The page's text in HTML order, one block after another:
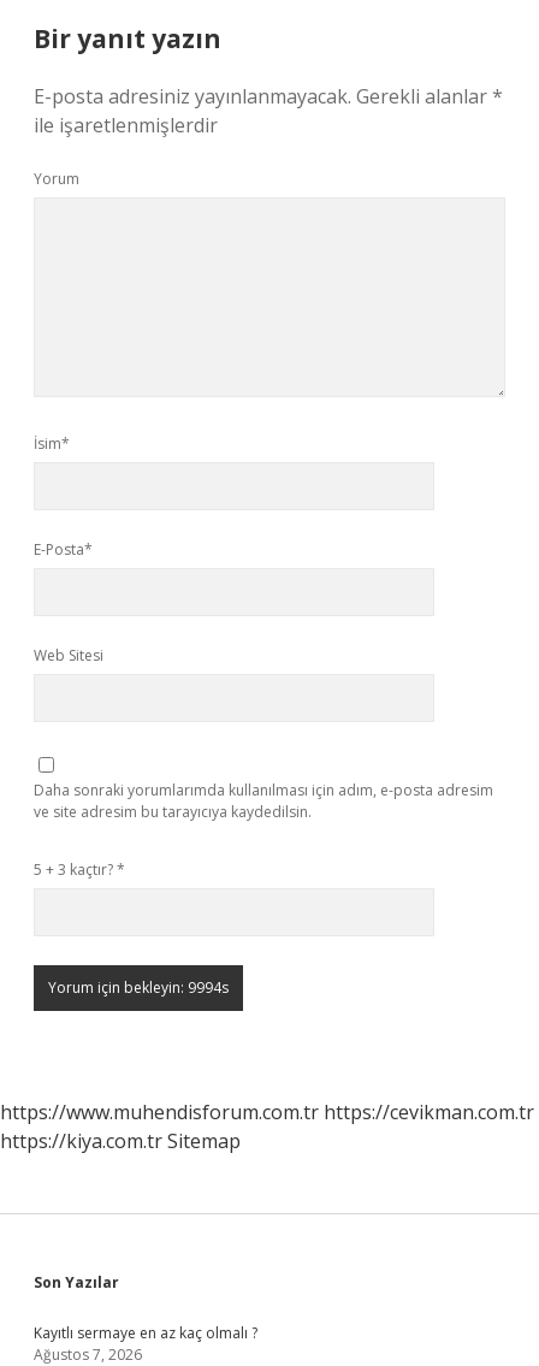
Bir yanıt yazın
E-posta adresiniz yayınlanmayacak. Gerekli alanlar*
ile işaretlenmişlerdir
Yorum
İsim*
E-Posta*
Web Sitesi
Daha sonraki yorumlarımda kullanılması için adım, e-posta adresim
ve site adresim bu tarayıcıya kaydedilsin.
5 + 3 kaçtır?*
https://www.muhendisforum.com.tr https://cevikman.com.tr
https://kiya.com.trSitemap
Sidebar
Son Yazılar
Kayıtlı sermaye en az kaç olmalı ?
Ağustos 7, 2026